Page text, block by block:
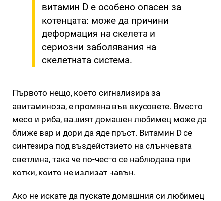
витамин D е особено опасен за
котенцата: може да причини
деформация на скелета и
сериозни заболявания на
скелетната система.
Първото нещо, което сигнализира за
авитаминоза, е промяна във вкусовете. Вместо
месо и риба, вашият домашен любимец може да
ближе вар и дори да яде пръст. Витамин D се
синтезира под въздействието на слънчевата
светлина, така че по-често се наблюдава при
котки, които не излизат навън.
Ако не искате да пускате домашния си любимец